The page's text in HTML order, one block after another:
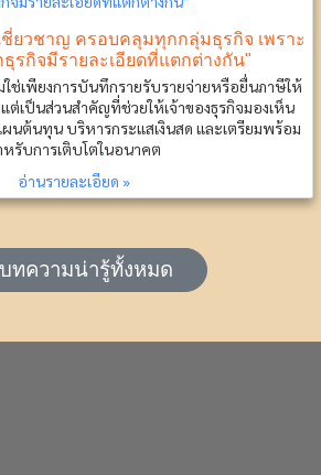
เชี่ยวชาญ ครอบคลุมทุกกลุ่มธุรกิจ เพราะ
ธุรกิจมีรายละเอียดที่แตกต่างกัน"
ช่เพียงการบันทึกรายรับรายจ่ายหรือยื่นภาษีให้
ต่เป็นส่วนสำคัญที่ช่วยให้เจ้าของธุรกิจมองเห็น
ผนต้นทุน บริหารกระแสเงินสด และเตรียมพร้อม
หรับการเติบโตในอนาคต
อ่านรายละเอียด »
ทความน่ารู้ทั้งหมด